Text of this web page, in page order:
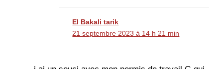
El Bakali tarik
21 septembre 2023 à 14 h 21 min